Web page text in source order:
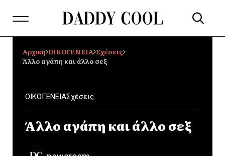
Αρχική ΟΙΚΟΓΕΝΕΙΑ Σχέσεις
Άλλο αγάπη και άλλο σεξ
ΟΙΚΟΓΕΝΕΙΑΣχέσεις
Άλλο αγάπη και άλλο σεξ